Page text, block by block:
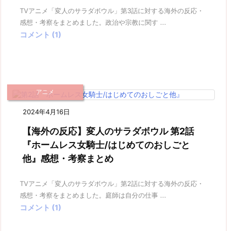
TVアニメ「変人のサラダボウル」第3話に対する海外の反応・
感想・考察をまとめました。政治や宗教に関す ...
コメント (1)
2024年4月16日
アニメ
【海外の反応】変人のサラダボウル 第2話
『ホームレス女騎士/はじめてのおしごと
他』感想・考察まとめ
TVアニメ「変人のサラダボウル」第2話に対する海外の反応・
感想・考察をまとめました。庭師は自分の仕事 ...
コメント (1)